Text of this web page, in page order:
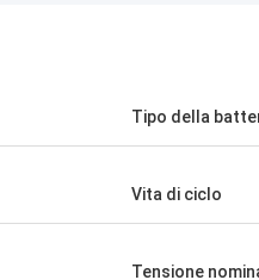
scelta per tutti i prodotti correlati
Tipo della
Vita di ciclo
Tensione